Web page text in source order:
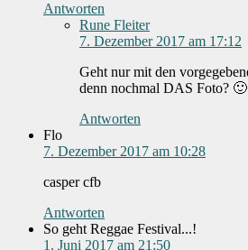
Antworten
Rune Fleiter
7. Dezember 2017 am 17:12
Geht nur mit den
denn nochmal DAS Foto? 🙂
Antworten
Flo
7. Dezember 2017 am 10:28
casper cfb
Antworten
So geht Reggae Festival...!
1. Juni 2017 am 21:50